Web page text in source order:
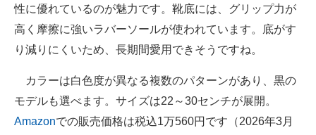
性に優れているのが魅力です。靴底には、グリップ力が
高く摩擦に強いラバーソールが使われています。底がす
り減りにくいため、長期間愛用できそうですね。
カラーは白色度が異なる複数のパターンがあり、黒の
モデルも選べます。サイズは22～30センチが展開。
Amazonでの販売価格は税込1万560円です（2026年3月